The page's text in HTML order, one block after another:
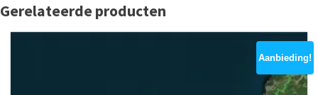
Gerelateerde producten
Aanbieding!